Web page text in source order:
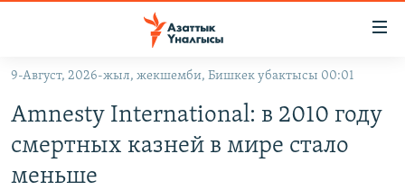
Навигацияга
өтүңүз
салыңыз
КЫРГЫЗСТАН
КЫРГЫЗСТАН
ДҮЙНӨ
9-Август, 2026-жыл, жекшемби, Бишкек убактысы 00:01
Amnesty International: в 2010 году
смертных казней в мире стало
меньше